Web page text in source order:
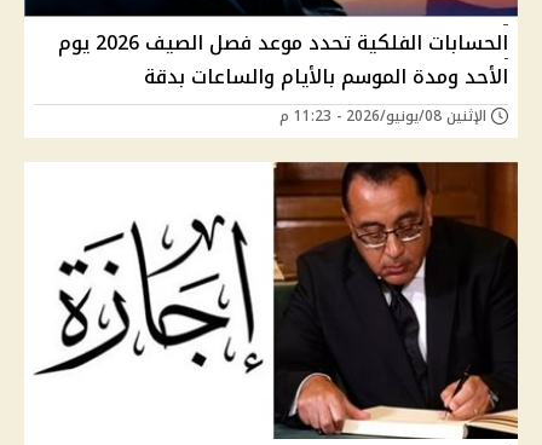
الحسابات الفلكية تحدد موعد فصل الصيف 2026 يوم
الأحد ومدة الموسم بالأيام والساعات بدقة
الإثنين 08/يونيو/2026 - 11:23 م